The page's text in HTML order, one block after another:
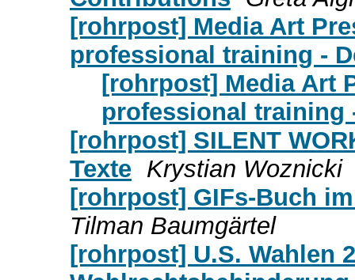
[rohrpost] Media Art
professional training -
[rohrpost] Media Art
professional training
[rohrpost] SILENT
Texte Krystian Woznicki
[rohrpost] GIFs-Buch
Tilman Baumgärtel
[rohrpost] U.S. Wahlen